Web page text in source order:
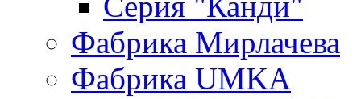
Фабрика Мирлачева
Фабрика UMKA